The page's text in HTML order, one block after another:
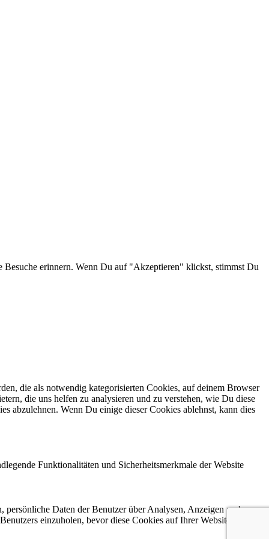
erinnern. Wenn Du auf "Akzeptieren" klickst, stimmst Du
die als notwendig kategorisierten Cookies, auf deinem Browser
die uns helfen zu analysieren und zu verstehen, wie Du diese
abzulehnen. Wenn Du einige dieser Cookies ablehnst, kann dies
Funktionalitäten und Sicherheitsmerkmale der Website
Daten der Benutzer über Analysen, Anzeigen und
einzuholen, bevor diese Cookies auf Ihrer Website